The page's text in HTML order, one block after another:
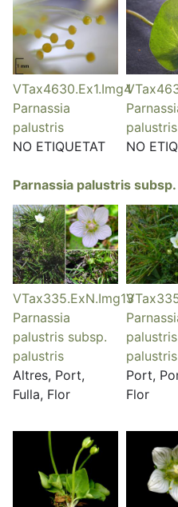
VTax4630.Ex1.Img4
Parnassia
palustris
NO ETIQUETAT
palustris
NO
Parnassia palustris
VTax335.ExN.Img13
Parnassia
palustris subsp.
palustris
Altres, Port,
Fulla, Flor
palustris
Port,
Flor